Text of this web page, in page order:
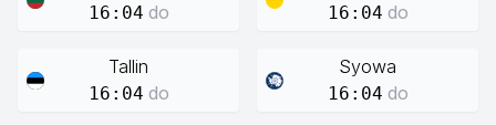
16:04 do 16:04 do
Tallin
16:04 do
Syowa
16:04 do